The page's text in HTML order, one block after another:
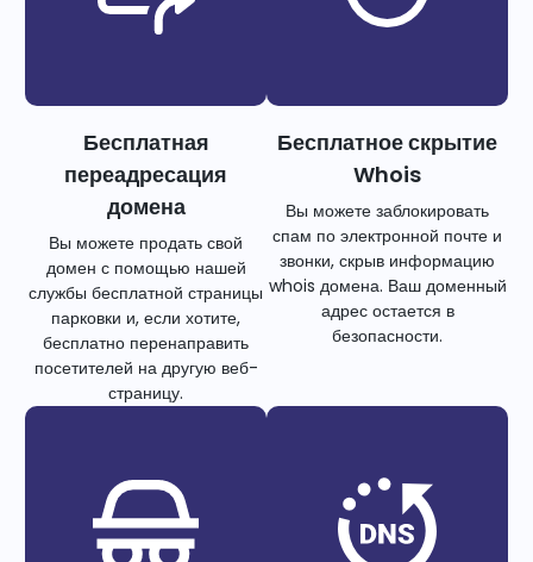
Бесплатная
переадресация
домена
Вы можете продать свой
домен с помощью нашей
службы бесплатной страницы
парковки и, если хотите,
бесплатно перенаправить
посетителей на другую веб-
страницу.
Бесплатное скрытие
Whois
Вы можете заблокировать
спам по электронной почте и
звонки, скрыв информацию
whois домена. Ваш доменный
адрес остается в
безопасности.